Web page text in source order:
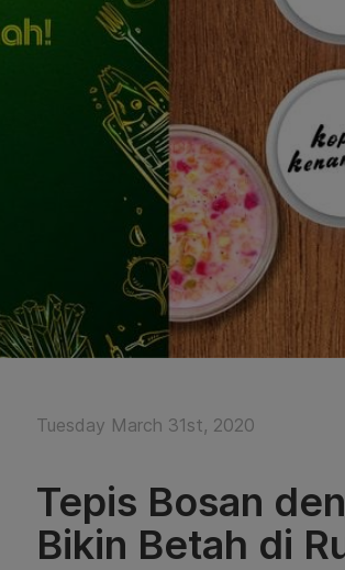
Tuesday March 31st, 2020
Tepis Bosan
Bikin Betah di